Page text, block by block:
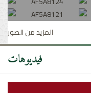
المزيد من الصور
فيديوهات